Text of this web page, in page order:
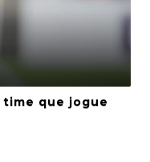
time que jogue